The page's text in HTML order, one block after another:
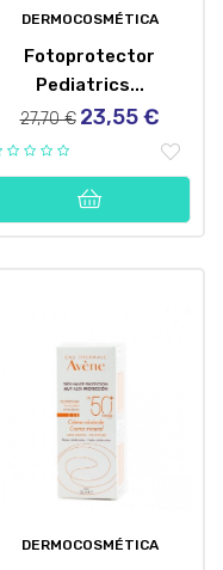
DERMOCOSMÉTICA
Fotoprotector
Pediatrics...
Precio
27,70 € Precio
23,55 €
DERMOCOSMÉTICA